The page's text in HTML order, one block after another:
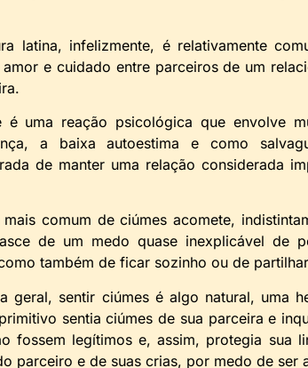
latina, infelizmente, é relativamente
e cuidado entre parceiros de um
é uma reação psicológica que envolve
a baixa autoestima e como
de manter uma relação considerada
comum de ciúmes acomete,
de um medo quase inexplicável de
também de ficar sozinho ou de
geral, sentir ciúmes é algo natural, uma
sentia ciúmes de sua parceira e
fossem legítimos e, assim, protegia sua
parceiro e de suas crias, por medo de ser